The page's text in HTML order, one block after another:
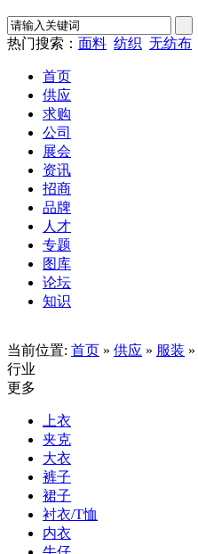
热门搜索： 面料 纺织 无纺布
首页
供应
求购
公司
展会
资讯
招商
品牌
人才
专题
图库
论坛
知识
当前位置: 首页 » 供应 » 服装 »
行业
更多
上衣
夹克
大衣
裤子
裙子
衬衣/T恤
内衣